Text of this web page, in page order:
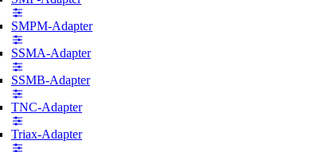
SMPM-Adapter
SSMA-Adapter
SSMB-Adapter
TNC-Adapter
Triax-Adapter